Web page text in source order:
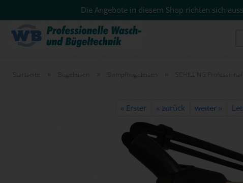
Die Angebote in diesem Shop richten sich
« Erster « zurück weiter »